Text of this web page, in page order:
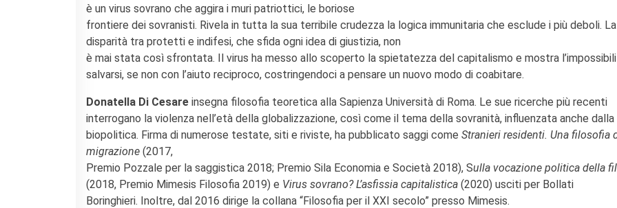
è un virus sovrano che aggira i muri patriottici, le boriose
frontiere dei sovranisti. Rivela in tutta la sua terribile crudezza la logica immunitaria che esclude i più deboli. La
disparità tra protetti e indifesi, che sfida ogni idea di giustizia, non
è mai stata così sfrontata. Il virus ha messo allo scoperto la spietatezza del capitalismo e mostra
salvarsi, se non con l’aiuto reciproco, costringendoci a pensare un nuovo modo di coabitare.
Donatella Di Cesare insegna filosofia teoretica alla Sapienza Università di Roma. Le sue ricerche più recenti
interrogano la violenza nell’età della globalizzazione, così come il tema della sovranità, influenzata anche dalla
biopolitica. Firma di numerose testate, siti e riviste, ha pubblicato saggi come Stranieri residenti. Una filosofia
migrazione (2017,
Premio Pozzale per la saggistica 2018; Premio Sila Economia e Società 2018), Sulla vocazione politica della
(2018, Premio Mimesis Filosofia 2019) e Virus sovrano? L’asfissia capitalistica (2020) usciti per Bollati
Boringhieri. Inoltre, dal 2016 dirige la collana “Filosofia per il XXI secolo” presso Mimesis.